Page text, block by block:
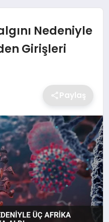
Nedeniyle
Girişleri
Paylaş